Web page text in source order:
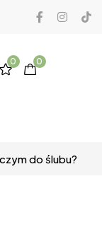
0 0
do ślubu?